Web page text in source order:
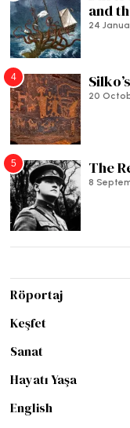
and
24
4
20
5 The
8
Röportaj
Keşfet
Sanat
Hayatı Yaşa
English